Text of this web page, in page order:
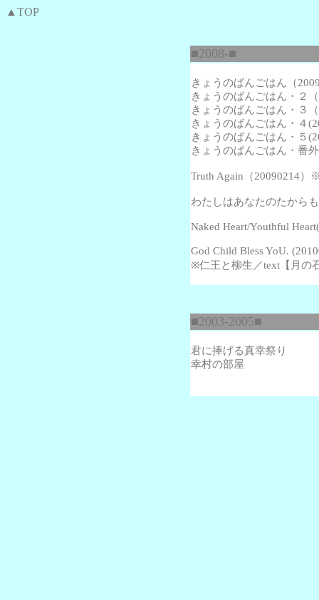
▲TOP
■2008-■
きょうのばんごはん（
きょうのばんごはん・２
きょうのばんごはん・３
きょうのばんごはん・４
きょうのばんごはん・５
きょうのばんごはん・番
Truth Again （20090214）
わたしはあなたのたから
Naked Heart/Youthful
God Child Bless YoU.
※仁王と柳生／text【月の
■2003-2005■
君に捧げる真幸祭り
幸村の部屋